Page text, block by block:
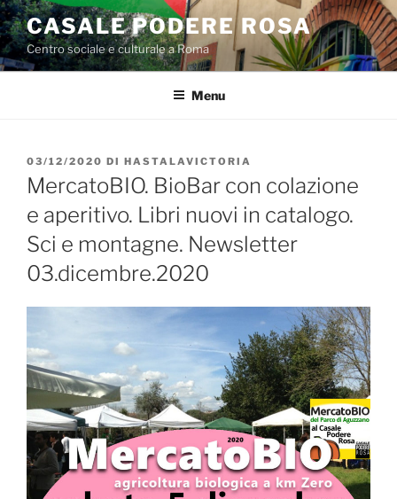
Salta
al
contenuto
CASALE PODERE ROSA
Centro sociale e culturale a Roma
Menu
PUBBLICATO
IL
03/12/2020 DI HASTALAVICTORIA
MercatoBIO. BioBar con colazione
e aperitivo. Libri nuovi in catalogo.
Sci e montagne. Newsletter
03.dicembre.2020